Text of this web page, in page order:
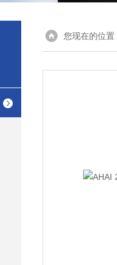
您现在的位置